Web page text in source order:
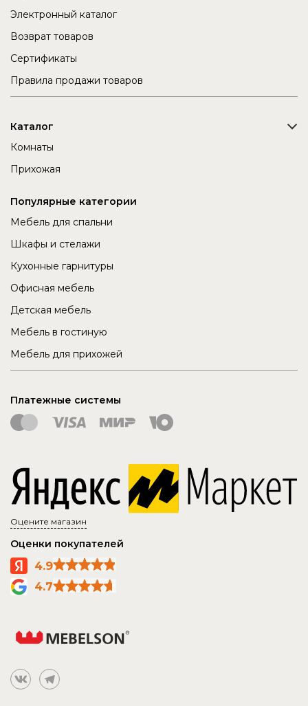
Электронный каталог
Возврат товаров
Сертификаты
Правила продажи товаров
Каталог
Комнаты
Прихожая
Популярные категории
Мебель для спальни
Шкафы и стелажи
Кухонные гарнитуры
Офисная мебель
Детская мебель
Мебель в гостиную
Мебель для прихожей
Платежные системы
Оцените магазин
Оценки покупателей
4.9
4.7